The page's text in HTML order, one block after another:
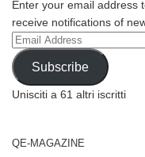
Enter your email address
receive notifications of
Email
Address
Subscribe
Unisciti a 61 altri iscritti
QE-MAGAZINE